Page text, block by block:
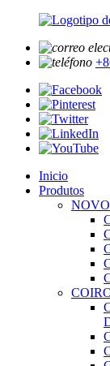
Inicio
Produtos